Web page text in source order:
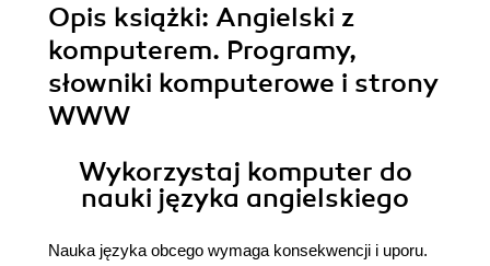
Opis książki: Angielski z
komputerem. Programy,
słowniki komputerowe i strony
WWW
Wykorzystaj komputer do
nauki języka angielskiego
Nauka języka obcego wymaga konsekwencji i uporu.